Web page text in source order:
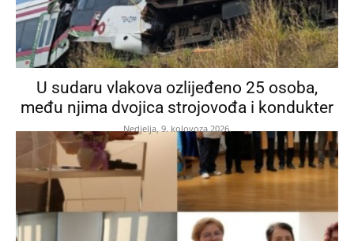
U sudaru vlakova ozlijeđeno 25 osoba,
među njima dvojica strojovođa i kondukter
Nedjelja, 9. kolovoza 2026.